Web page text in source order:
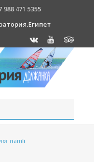
988 471 5355
namli